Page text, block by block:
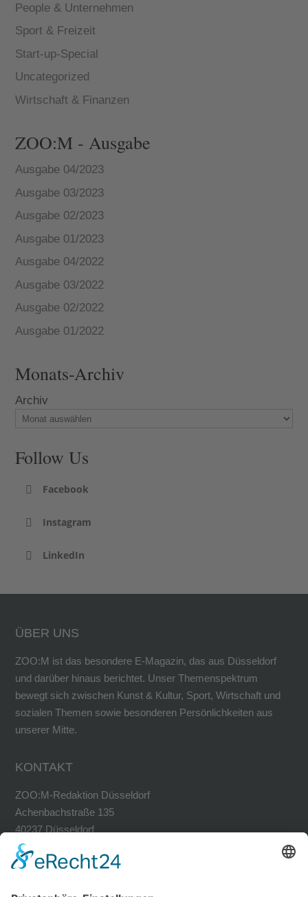
People & Unternehmen
Sport & Freizeit
Start-up-Special
Uncategorized
Wirtschaft & Finanzen
ZOO:M - Ausgabe
Ausgabe 04/2023
Ausgabe 03/2023
Ausgabe 02/2023
Ausgabe 01/2023
Ausgabe 04/2022
Ausgabe 03/2022
Ausgabe 02/2022
Ausgabe 01/2022
Monats-Archiv
Archiv
Follow Us
Facebook
Instagram
LinkedIn
ÜBER UNS
ZOO:M ist das besondere E-Magazin, das aus Düsseldorf
und darüber hinaus berichtet. Unser Themenspektrum
bewegt sich zwischen Kunst & Kultur, Sport, Wirtschaft und
sozialen Themen sowie besonderen Persönlichkeiten aus
unserer Mitte.
KONTAKT
ZOO:M-Redaktion Düsseldorf
Achenbachstraße 135
40237 Düsseldorf
Tel. 0211-30200741
Fax 0211-30200749